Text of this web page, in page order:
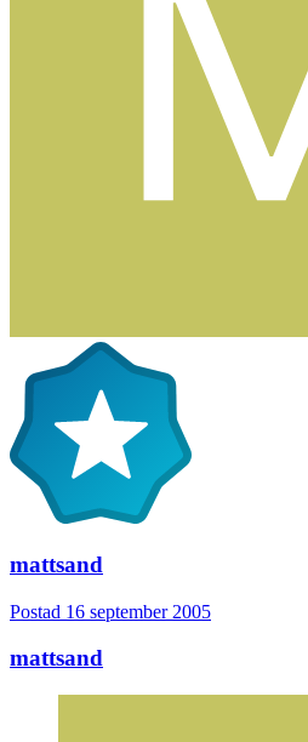
mattsand
Postad 16 september 2005
mattsand